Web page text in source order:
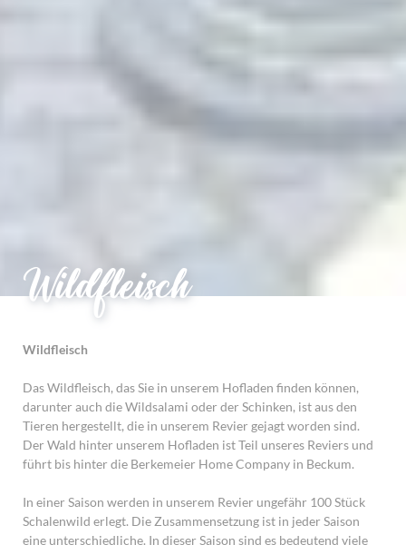
Wildfleisch
Wildfleisch
Das Wildfleisch, das Sie in unserem Hofladen finden können,
darunter auch die Wildsalami oder der Schinken, ist aus den
Tieren hergestellt, die in unserem Revier gejagt worden sind.
Der Wald hinter unserem Hofladen ist Teil unseres Reviers und
führt bis hinter die Berkemeier Home Company in Beckum.
In einer Saison werden in unserem Revier ungefähr 100 Stück
Schalenwild erlegt. Die Zusammensetzung ist in jeder Saison
eine unterschiedliche. In dieser Saison sind es bedeutend viele